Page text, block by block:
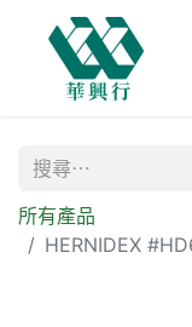
所有產品
HERNIDEX